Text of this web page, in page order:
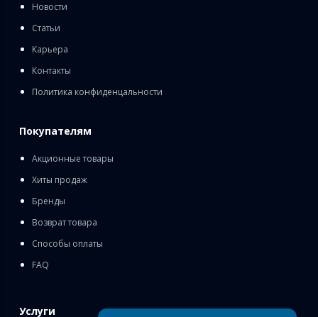
Новости
Статьи
Карьера
Контакты
Политика конфиденцальности
Покупателям
Акционные товары
Хиты продаж
Бренды
Возврат товара
Способы оплаты
FAQ
Услуги